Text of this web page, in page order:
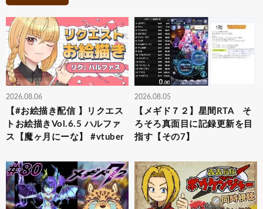
2026.08.06
【#お絵描き配信 】リクエス
トお絵描きVol.6.5 ハルファ
ス【魔ヶ月にーな】 #vtuber
2026.08.05
【メギド７２】星間RTA そ
ろそろ真面目に記録更新を目
指す【その7】